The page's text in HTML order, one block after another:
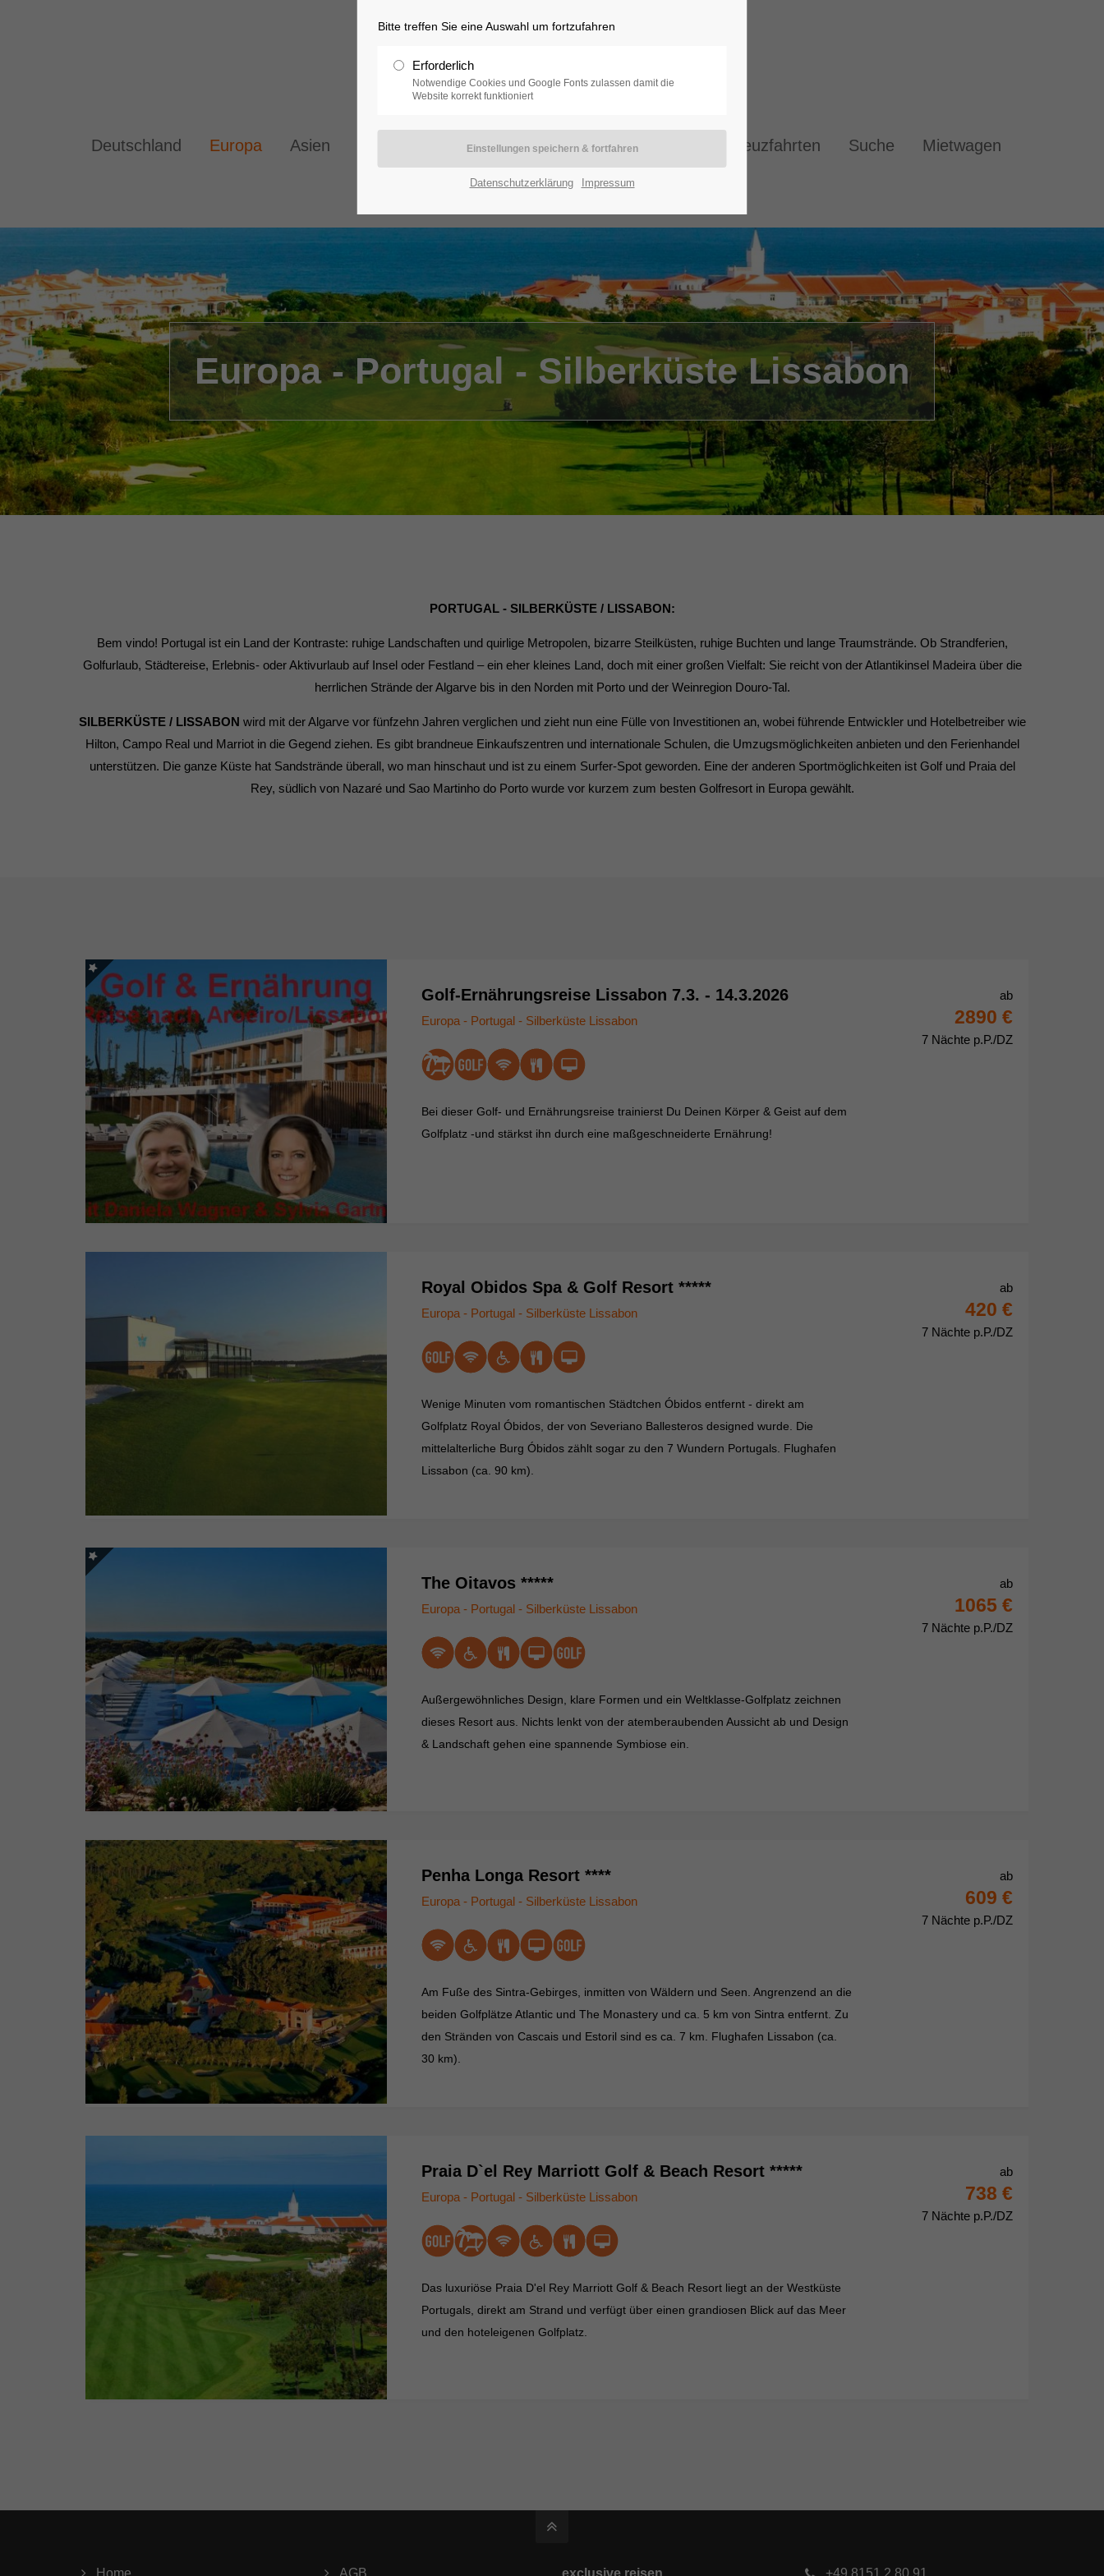
Deutschland Europa Asien Indischer Ozean Orient Kreuzfahrten Suche Mietwagen
Europa - Portugal - Silberküste Lissabon
PORTUGAL - SILBERKÜSTE / LISSABON:
Bem vindo! Portugal ist ein Land der Kontraste: ruhige Landschaften und quirlige Metropolen, bizarre Steilküsten, ruhige Buchten und lange Traumstrände. Ob Strandferien,
Golfurlaub, Städtereise, Erlebnis- oder Aktivurlaub auf Insel oder Festland – ein eher kleines Land, doch mit einer großen Vielfalt: Sie reicht von der Atlantikinsel Madeira über die
herrlichen Strände der Algarve bis in den Norden mit Porto und der Weinregion Douro-Tal.
SILBERKÜSTE / LISSABON wird mit der Algarve vor fünfzehn Jahren verglichen und zieht nun eine Fülle von Investitionen an, wobei führende Entwickler und Hotelbetreiber wie
Hilton, Campo Real und Marriot in die Gegend ziehen. Es gibt brandneue Einkaufszentren und internationale Schulen, die Umzugsmöglichkeiten anbieten und den Ferienhandel
unterstützen. Die ganze Küste hat Sandstrände überall, wo man hinschaut und ist zu einem Surfer-Spot geworden. Eine der anderen Sportmöglichkeiten ist Golf und Praia del
Rey, südlich von Nazaré und Sao Martinho do Porto wurde vor kurzem zum besten Golfresort in Europa gewählt.
Golf-Ernährungsreise Lissabon 7.3. - 14.3.2026
Europa - Portugal - Silberküste Lissabon
Bei dieser Golf- und Ernährungsreise trainierst Du Deinen Körper & Geist auf dem
Golfplatz -und stärkst ihn durch eine maßgeschneiderte Ernährung!
ab
2890 €
7 Nächte p.P./DZ
Royal Obidos Spa & Golf Resort *****
Europa - Portugal - Silberküste Lissabon
Wenige Minuten vom romantischen Städtchen Óbidos entfernt - direkt am
Golfplatz Royal Óbidos, der von Severiano Ballesteros designed wurde. Die
mittelalterliche Burg Óbidos zählt sogar zu den 7 Wundern Portugals. Flughafen
Lissabon (ca. 90 km).
ab
420 €
7 Nächte p.P./DZ
The Oitavos *****
Europa - Portugal - Silberküste Lissabon
Außergewöhnliches Design, klare Formen und ein Weltklasse-Golfplatz zeichnen
dieses Resort aus. Nichts lenkt von der atemberaubenden Aussicht ab und Design
& Landschaft gehen eine spannende Symbiose ein.
ab
1065 €
7 Nächte p.P./DZ
Penha Longa Resort ****
Europa - Portugal - Silberküste Lissabon
Am Fuße des Sintra-Gebirges, inmitten von Wäldern und Seen. Angrenzend an die
beiden Golfplätze Atlantic und The Monastery und ca. 5 km von Sintra entfernt. Zu
den Stränden von Cascais und Estoril sind es ca. 7 km. Flughafen Lissabon (ca.
30 km).
ab
609 €
7 Nächte p.P./DZ
Praia D`el Rey Marriott Golf & Beach Resort *****
Europa - Portugal - Silberküste Lissabon
Das luxuriöse Praia D'el Rey Marriott Golf & Beach Resort liegt an der Westküste
Portugals, direkt am Strand und verfügt über einen grandiosen Blick auf das Meer
und den hoteleigenen Golfplatz.
ab
738 €
7 Nächte p.P./DZ
Bitte treffen Sie eine Auswahl um fortzufahren
Erforderlich
Notwendige Cookies und Google Fonts zulassen damit die
Website korrekt funktioniert
Datenschutzerklärung Impressum